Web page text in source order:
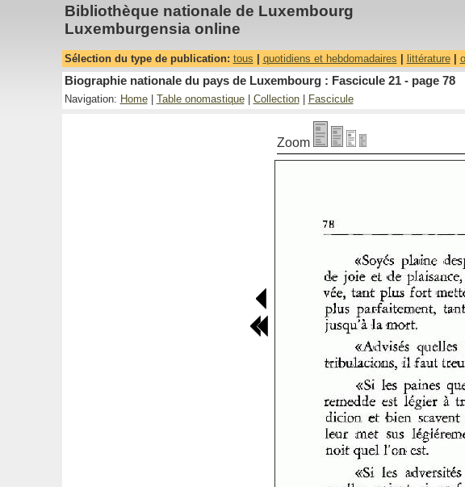
Bibliothèque nationale de Luxembourg
Luxemburgensia online
Sélection du type de publication: tous quotidiens et hebdomadaires littérature|
Biographie nationale du pays de Luxembourg : Fascicule 21 - page 78
Navigation: Home| Table onomastique| Collection| Fascicule
Zoom